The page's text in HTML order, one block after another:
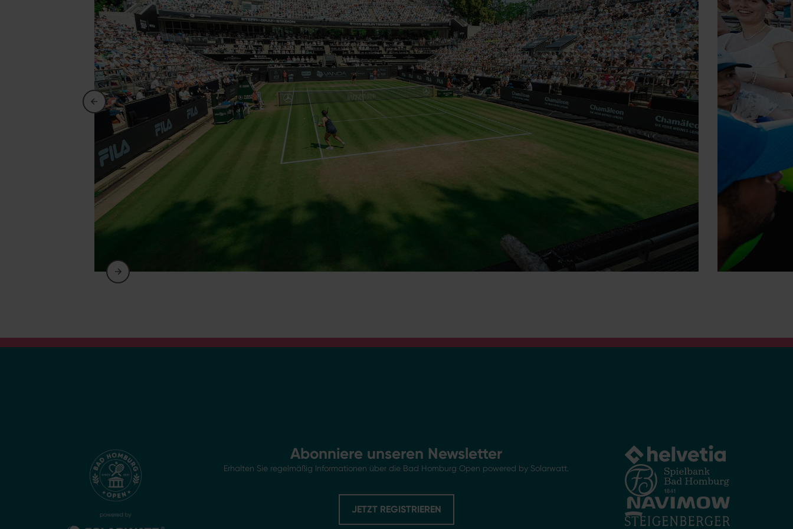
Abonniere unseren Newsletter
Erhalten Sie regelmäßig Informationen über die Bad Homburg Open powered by Solarwatt.
JETZT REGISTRIEREN